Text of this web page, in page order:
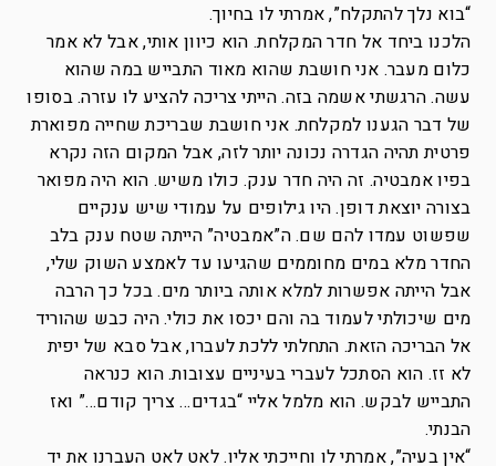
“בוא נלך להתקלח”, אמרתי לו בחיוך.
הלכנו ביחד אל חדר המקלחת. הוא כיוון אותי, אבל לא אמר
כלום מעבר. אני חושבת שהוא מאוד התבייש במה שהוא
עשה. הרגשתי אשמה בזה. הייתי צריכה להציע לו עזרה. בסופו
של דבר הגענו למקלחת. אני חושבת שבריכת שחייה מפוארת
פרטית תהיה הגדרה נכונה יותר לזה, אבל המקום הזה נקרא
בפיו אמבטיה. זה היה חדר ענק. כולו משיש. הוא היה מפואר
בצורה יוצאת דופן. היו גילופים על עמודי שיש ענקיים
שפשוט עמדו להם שם. ה”אמבטיה” הייתה שטח ענק בלב
החדר מלא במים מחוממים שהגיעו עד לאמצע השוק שלי,
אבל הייתה אפשרות למלא אותה ביותר מים. בכל כך הרבה
מים שיכולתי לעמוד בה והם יכסו את כולי. היה כבש שהוריד
אל הבריכה הזאת. התחלתי ללכת לעברו, אבל סבא של יפית
לא זז. הוא הסתכל לעברי בעיניים עצובות. הוא כנראה
התבייש לבקש. הוא מלמל אליי “בגדים… צריך קודם…” ואז
הבנתי.
“אין בעיה”, אמרתי לו וחייכתי אליו. לאט לאט העברנו את יד